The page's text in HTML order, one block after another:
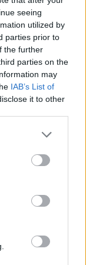
seeing
utilized by
parties prior to
the further
parties on the
may
IAB’s List of
it to other
pour les
EN
https://the-
mais
sans
un
cours d'audit.
ces points et
sur le site,
:
aider à